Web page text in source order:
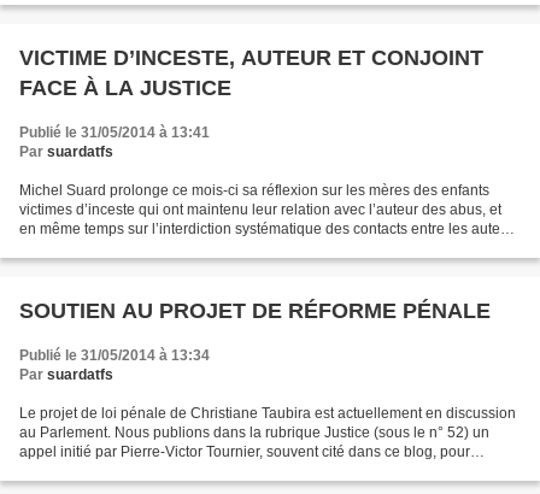
VICTIME D’INCESTE, AUTEUR ET CONJOINT
FACE À LA JUSTICE
Publié le 31/05/2014 à 13:41
Par suardatfs
Michel Suard prolonge ce mois-ci sa réflexion sur les mères des enfants
victimes d’inceste qui ont maintenu leur relation avec l’auteur des abus, et
en même temps sur l’interdiction systématique des contacts entre les auteurs
SOUTIEN AU PROJET DE RÉFORME PÉNALE
Publié le 31/05/2014 à 13:34
Par suardatfs
Le projet de loi pénale de Christiane Taubira est actuellement en discussion
au Parlement. Nous publions dans la rubrique Justice (sous le n° 52) un
appel initié par Pierre-Victor Tournier, souvent cité dans ce blog, pour